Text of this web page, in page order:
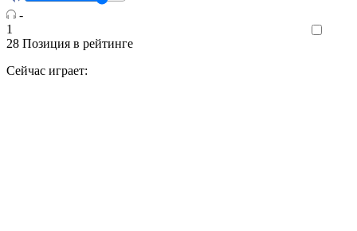
-
1
28 Позиция в рейтинге
Сейчас играет: